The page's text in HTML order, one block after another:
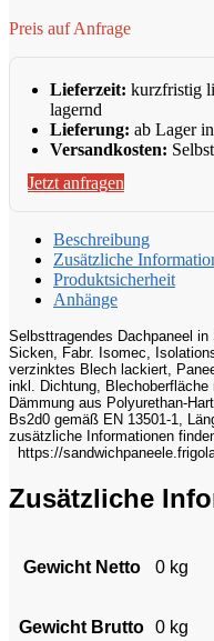
Preis auf Anfrage
Lieferzeit: kurzfristig
lagernd
Lieferung: ab Lager
Versandkosten:
Jetzt anfragen
Beschreibung
Zusätzliche
Produktsicherheit
Anhänge
Selbsttragendes Dachpaneel
Sicken, Fabr. Isomec,
verzinktes Blech lackiert,
inkl. Dichtung,
Dämmung aus Polyurethan-
Bs2d0 gemäß EN 13501-1,
zusätzliche Informationen
https://
Zusätzliche
Gewicht Netto 0 kg
Gewicht Brutto 0 kg